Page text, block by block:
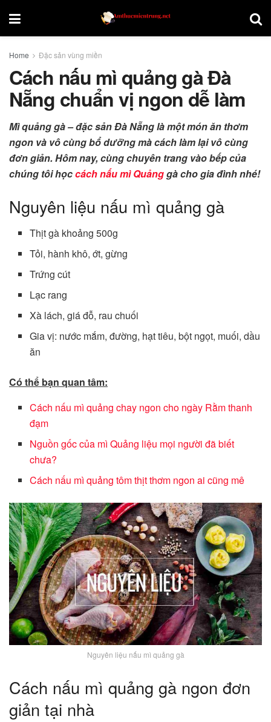
Home Đặc sản vùng miền
Cách nấu mì quảng gà Đà
Nẵng chuẩn vị ngon dễ làm
Mì quảng gà – đặc sản Đà Nẵng là một món ăn thơm
ngon và vô cùng bổ dưỡng mà cách làm lại vô cùng
đơn giản. Hôm nay, cùng chuyên trang vào bếp của
chúng tôi họccách nấu mì Quảnggà cho gia đình nhé!
Nguyên liệu nấu mì quảng gà
Thịt gà khoảng 500g
Tỏi, hành khô, ớt, gừng
Trứng cút
Lạc rang
Xà lách, giá đỗ, rau chuối
Gia vị: nước mắm, đường, hạt tiêu, bột ngọt, muối, dầu
ăn
Có thể bạn quan tâm:
Cách nấu mì quảng chay ngon cho ngày Rằm thanh
đạm
Nguồn gốc của mì Quảng liệu mọi người đã biết
chưa?
Cách nấu mì quảng tôm thịt thơm ngon ai cũng mê
Nguyên liệu nấu mì quảng gà
Cách nấu mì quảng gà ngon đơn
giản tại nhà